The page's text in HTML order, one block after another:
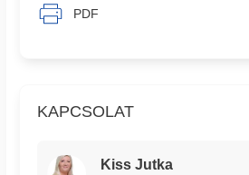
KAPCSOLAT
Kiss Jutka
PDF